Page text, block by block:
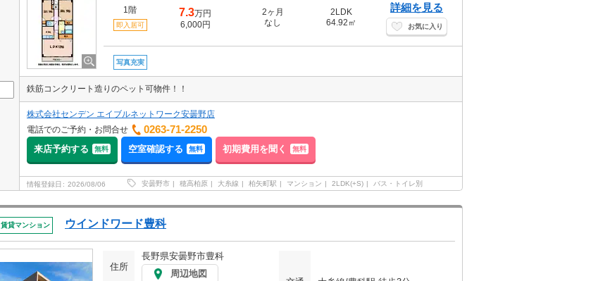
1階
即入居可
7.3万円
6,000円
2ヶ月
なし
2LDK
64.92㎡
詳細を見る
お気に入り
写真充実
鉄筋コンクリート造りのペット可物件！！
株式会社センデン エイブルネットワーク安曇野店
電話でのご予約・お問合せ
0263-71-2250
来店予約する 無料 空室確認する 無料 初期費用を聞く 無料
情報登録日 2026/08/06 安曇野市 穂高柏原 大糸線 柏矢町駅 マンション 2LDK(+S) バス・トイレ別
賃貸マンション ウインドワード豊科
住所
長野県安曇野市豊科
周辺地図